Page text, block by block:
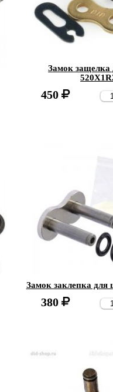
Замок защелка
450
Замок заклепка для
380